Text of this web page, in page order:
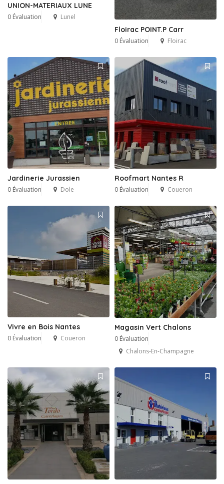
UNION-MATERIAUX LUNE
0 Évaluation Lunel
Floirac POINT.P Carr
0 Évaluation Floirac
Jardinerie Jurassien
0 Évaluation Dole
Roofmart Nantes R
0 Évaluation Coueron
Vivre en Bois Nantes
0 Évaluation Coueron
Magasin Vert Chalons
0 Évaluation
Chalons-En-Champagne